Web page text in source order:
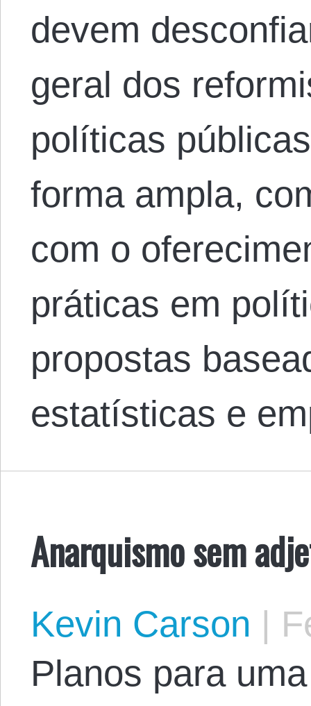
devem
geral dos
políticas
forma ampla,
com o
práticas em
propostas
estatísticas e
Anarquismo sem
Kevin Carson |
Planos para